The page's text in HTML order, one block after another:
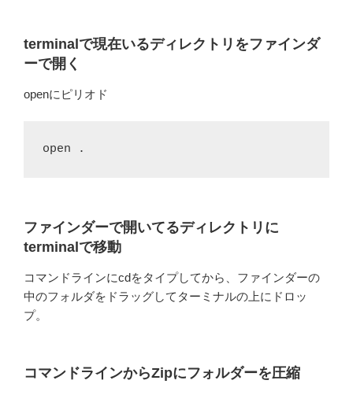
terminalで現在いるディレクトリをファインダ
ーで開く
openにピリオド
open .
ファインダーで開いてるディレクトリに
terminalで移動
コマンドラインにcdをタイプしてから、ファインダーの
中のフォルダをドラッグしてターミナルの上にドロッ
プ。
コマンドラインからZipにフォルダーを圧縮